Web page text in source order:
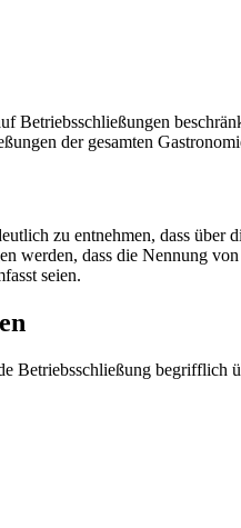
Betriebsschließungen
der gesamten
zu entnehmen, dass
dass die Nennung
seien.
Betriebsschließung